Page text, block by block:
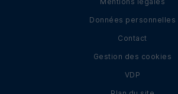
Données personnelles
Contact
Gestion des cookies
VDP